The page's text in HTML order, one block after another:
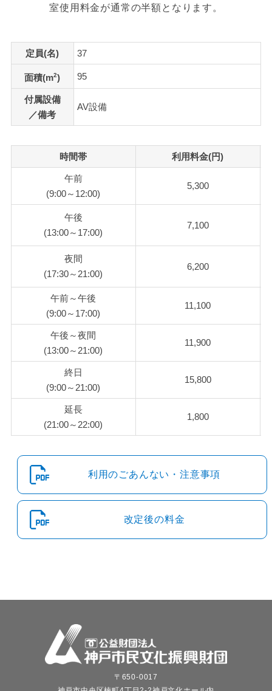
室使用料金が通常の半額となります。
定員(名) 37
面積(m2) 95
付属設備
／備考
AV設備
時間帯 利用料金(円)
午前
(9:00～12:00)
5,300
午後
(13:00～17:00)
7,100
夜間
(17:30～21:00)
6,200
午前～午後
(9:00～17:00)
11,100
午後～夜間
(13:00～21:00)
11,900
終日
(9:00～21:00)
15,800
延長
(21:00～22:00)
1,800
利用のごあんない・注意事項
改定後の料金
〒650-0017